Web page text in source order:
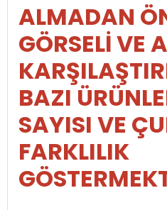
ALMADAN
GÖRSELİ VE
BAZI
SAYISI VE
FARKLILIK